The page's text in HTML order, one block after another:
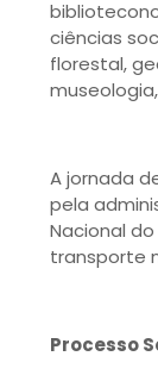
ciências
florestal,
A jornada
pela
Nacional
transporte
Processo